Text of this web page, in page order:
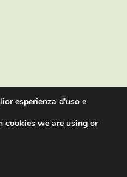
–info@volonte-
esperienza d'uso e
cookies we are using or